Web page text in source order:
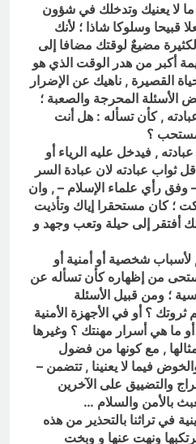
لا يعنيك وتدخلك في شؤون
قبيحا وسلوكا شاذا ؛ لأنك
مضيعٌ لوقتك مضافا إلى
أكبر من هدر الوقت الذي هو
القصيرة , ناهيك عن الإضرار
الأسئلة المحرجة والصعبة ؛
, كأن تسأله : هل أنت
؟
, فيدخل عليه الرياء أو
عبادته لان عبادة السر
– وفق رأي علماء الإسلام – , وان
؛ كان مستحقرا إياك وتأذيت
أفتقر إلى حيلة وتعب وجهد و
شخصية أو أمنية أو
من إظهاره كأن تسأله عن
؛ ومن قبيل الأسئلة
؟ أو في الأجهزة الأمنية
ما هي أسرار مهنتك ؟ وغيرها
, مع كونها من فضول
فيما لا يعنينا , تتضمن –
والتضييق على الآخرين
بالأمن والسلام …
في تراثنا بالتحذير من هذه
ونهت عنها و وبخت